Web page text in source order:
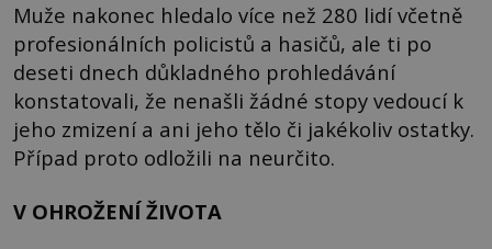
Muže nakonec hledalo více než 280 lidí včetně
profesionálních policistů a hasičů, ale ti po
deseti dnech důkladného prohledávání
konstatovali, že nenašli žádné stopy vedoucí k
jeho zmizení a ani jeho tělo či jakékoliv ostatky.
Případ proto odložili na neurčito.
V OHROŽENÍ ŽIVOTA